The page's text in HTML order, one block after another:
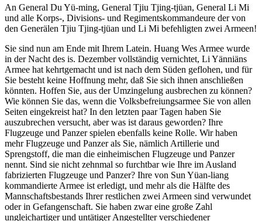
An General Du Yü-ming, General Tjiu Tjing-tjüan, General Li Mi
und alle Korps-, Divisions- und Regimentskommandeure der von
den Generälen Tjiu Tjing-tjüan und Li Mi befehligten zwei Armeen!
Sie sind nun am Ende mit Ihrem Latein. Huang Wes Armee wurde
in der Nacht des is. Dezember vollständig vernichtet, Li Yänniäns
Armee hat kehrtgemacht und ist nach dem Süden geflohen, und für
Sie besteht keine Hoffnung mehr, daß Sie sich ihnen anschließen
könnten. Hoffen Sie, aus der Umzingelung ausbrechen zu können?
Wie können Sie das, wenn die Volksbefreiungsarmee Sie von allen
Seiten eingekreist hat? In den letzten paar Tagen haben Sie
auszubrechen versucht, aber was ist daraus geworden? Ihre
Flugzeuge und Panzer spielen ebenfalls keine Rolle. Wir haben
mehr Flugzeuge und Panzer als Sie, nämlich Artillerie und
Sprengstoff, die man die einheimischen Flugzeuge und Panzer
nennt. Sind sie nicht zehnmal so furchtbar wie Ihre im Ausland
fabrizierten Flugzeuge und Panzer? Ihre von Sun Yüan-liang
kommandierte Armee ist erledigt, und mehr als die Hälfte des
Mannschaftsbestands Ihrer restlichen zwei Armeen sind verwundet
oder in Gefangenschaft. Sie haben zwar eine große Zahl
ungleichartiger und untätiger Angestellter verschiedener